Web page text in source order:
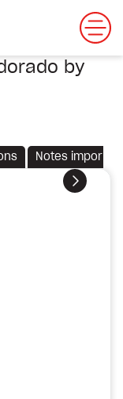
by
Notes
Suivant